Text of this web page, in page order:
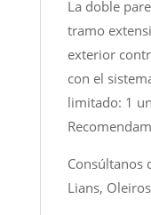
La doble
tramo
exterior
con el
limitado: 1
Consúltanos
Lians,